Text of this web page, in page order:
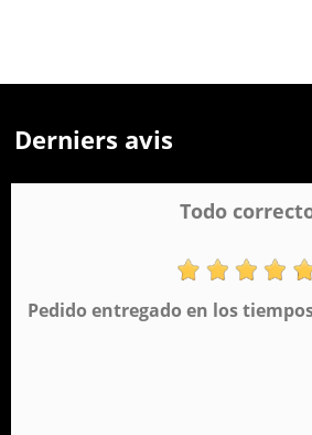
Derniers avis
Todo
Pedido entregado en los